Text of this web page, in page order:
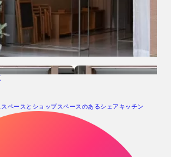
ペースとショップスペースのあるシェアキッチン